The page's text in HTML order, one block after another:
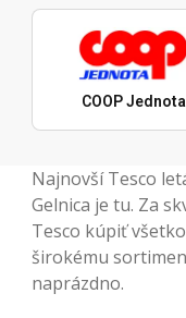
COOP Jednota
Najnovší Tesco
Gelnica je tu. Za
Tesco kúpiť
širokému
naprázdno.